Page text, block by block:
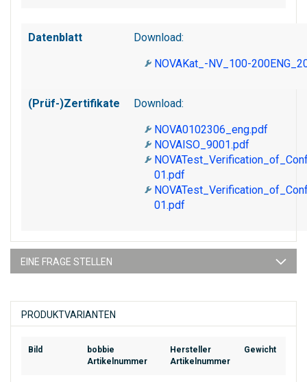
Datenblatt
Download:
NOVAKat_-NV_100-
(Prüf-)Zertifikate
Download:
NOVA0102306_eng.pdf
NOVAISO_9001.pdf
01.pdf
01.pdf
EINE FRAGE STELLEN
PRODUKTVARIANTEN
Bild
bobbie
Artikelnummer
Hersteller
Artikelnummer
Gewicht